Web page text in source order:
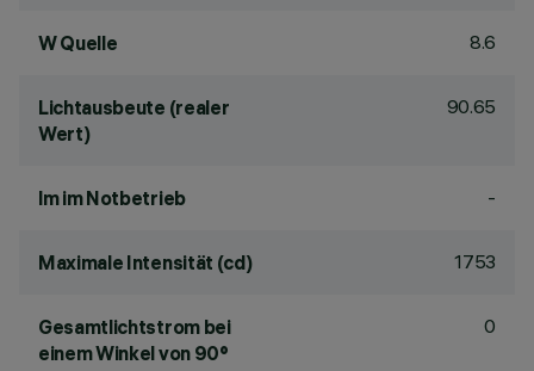
W Quelle 8.6
Lichtausbeute (realer
Wert)
90.65
lm im Notbetrieb -
Maximale Intensität (cd) 1753
Gesamtlichtstrom bei
einem Winkel von 90°
0